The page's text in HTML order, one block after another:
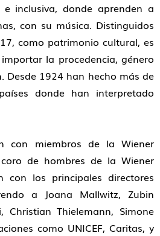
inclusiva, donde aprenden a
con su música. Distinguidos
como patrimonio cultural, es
la procedencia, género
Desde 1924 han hecho más de
donde han interpretado
con miembros de la Wiener
de hombres de la Wiener
con los principales directores
a Joana Mallwitz, Zubin
Christian Thielemann, Simone
como UNICEF, Caritas, y